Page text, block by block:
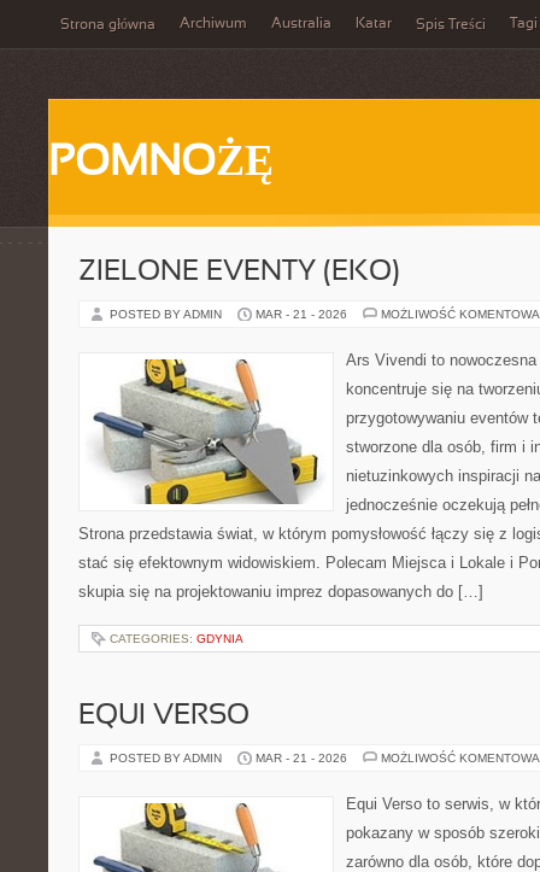
Strona główna Archiwum Australia Katar Spis Treści Tagi
POMNOŻĘ
ZIELONE EVENTY (EKO)
POSTED BY ADMIN MAR - 21 - 2026 MOŻLIWOŚĆ
Ars Vivendi to
koncentruje się na
przygotowywaniu eventów
stworzone dla osób, firm i
nietuzinkowych inspiracji
jednocześnie oczekują
Strona przedstawia świat, w którym pomysłowość łączy się z
stać się efektownym widowiskiem. Polecam Miejsca i Lokale i
skupia się na projektowaniu imprez dopasowanych do […]
CATEGORIES: GDYNIA
EQUI VERSO
POSTED BY ADMIN MAR - 21 - 2026 MOŻLIWOŚĆ
Equi Verso to serwis, w
pokazany w sposób
zarówno dla osób, które